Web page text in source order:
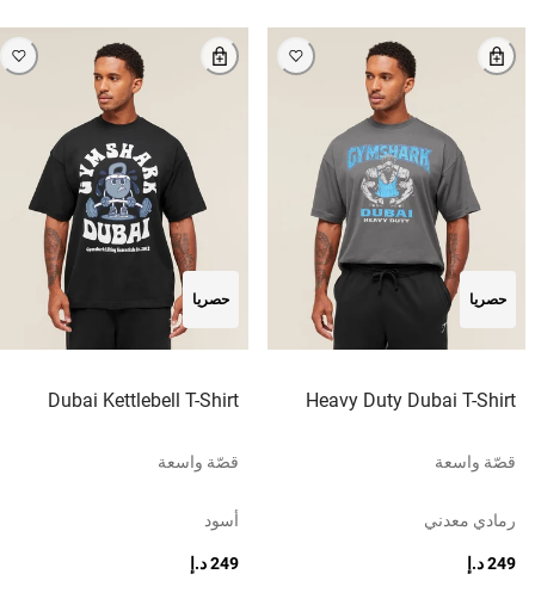
حصريا
Heavy Duty Dubai T-Shirt
قصّة واسعة
رمادي معدني
249 د.إ
حصريا
Dubai Kettlebell T-Shirt
قصّة واسعة
أسود
249 د.إ